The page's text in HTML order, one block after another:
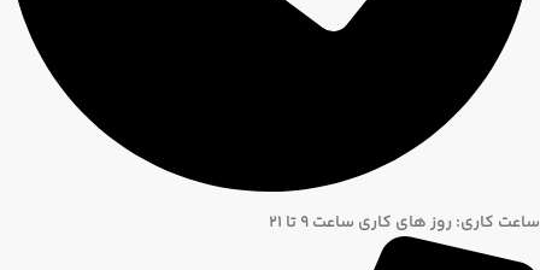
ساعت کاری: روز های کاری ساعت ۹ تا ۲۱